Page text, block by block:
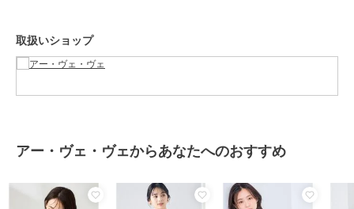
◆パフスリーブボートネックニット：K2FAD69039
◆求心風モックネックニット：K2FAD10044
裏地：なし
伸縮性：あり
取扱いショップ
アー・ヴェ・ヴェからあなたへのおすすめ